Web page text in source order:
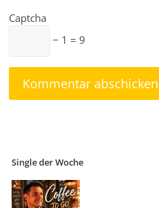
Captcha
− 1 = 9
Single der Woche